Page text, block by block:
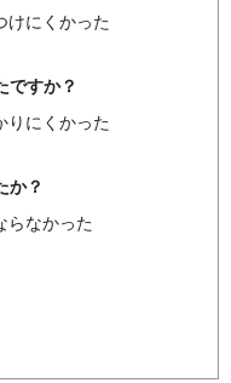
けにくかった
ですか？
りにくかった
か？
らなかった